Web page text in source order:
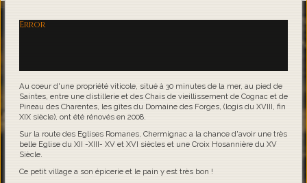
Loading...
Error
Au coeur d'une propriété viticole, situé à 30 minutes de la mer, au pied de
Saintes, entre une distillerie et des Chais de vieillissement de Cognac et de
Pineau des Charentes, les gîtes du Domaine des Forges, (logis du XVIII, fin
XIX siècle), ont été rénovés en 2008.
Sur la route des Eglises Romanes, Chermignac a la chance d'avoir une très
belle Eglise du XII -XIII- XV et XVI siècles et une Croix Hosannière du XV
Siècle.
Ce petit village a son épicerie et le pain y est très bon !